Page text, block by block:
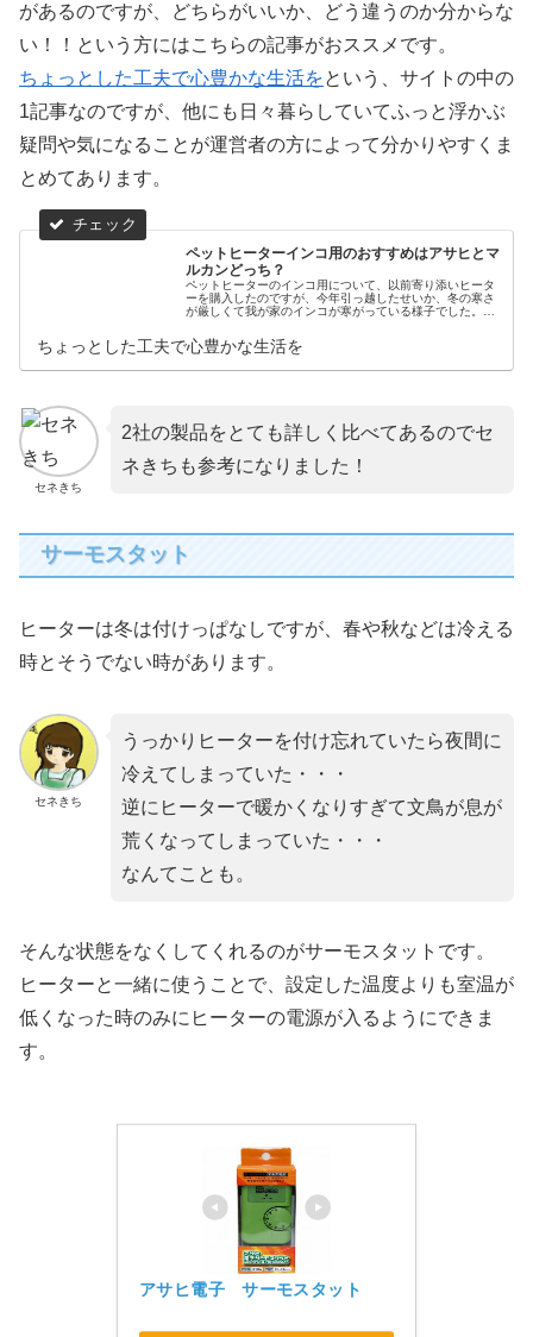
があるのですが、どちらがいいか、どう違うのか分からな
い！！という方にはこちらの記事がおススメです。
ちょっとした工夫で心豊かな生活をという、サイトの中の
1記事なのですが、他にも日々暮らしていてふっと浮かぶ
疑問や気になることが運営者の方によって分かりやすくま
とめてあります。
ペットヒーターインコ用のおすすめはアサヒとマ
ルカンどっち？
ペットヒーターのインコ用について、以前寄り添いヒータ
ーを購入したのですが、今年引っ越したせいか、冬の寒さ
が厳しくて我が家のインコが寒がっている様子でした。
いヒーター火事の心配と使い心地は
ちょっとした工夫で心豊かな生活を
セネきち
2社の製品をとても詳しく比べてあるのでセ
ネきちも参考になりました！
サーモスタット
ヒーターは冬は付けっぱなしですが、春や秋などは冷える
時とそうでない時があります。
セネきち
うっかりヒーターを付け忘れていたら夜間に
冷えてしまっていた・・・
逆にヒーターで暖かくなりすぎて文鳥が息が
荒くなってしまっていた・・・
なんてことも。
そんな状態をなくしてくれるのがサーモスタットです。
ヒーターと一緒に使うことで、設定した温度よりも室温が
低くなった時のみにヒーターの電源が入るようにできま
す。
アサヒ電子　サーモスタット